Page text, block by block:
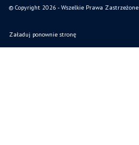
© Copyright 2026 - Wszelkie Prawa Zastrzeżone
Załaduj ponownie stronę